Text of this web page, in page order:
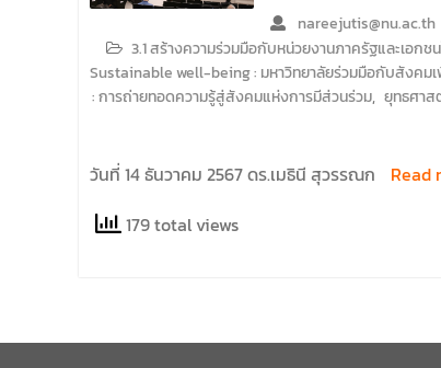
nareejutis@nu.ac.th
3.1 สร้างความร่วมมือกับหน่วยงานภาครัฐและเอก
Sustainable well-being : มหาวิทยาลัยร่วมมือกับสังคม
: การถ่ายทอดความรู้สู่สังคมแห่งการมีส่วนร่วม, ยุทธศาส
วันที่ 14 ธันวาคม 2567 ดร.เมธินี สุวรรณก
Read
179 total views